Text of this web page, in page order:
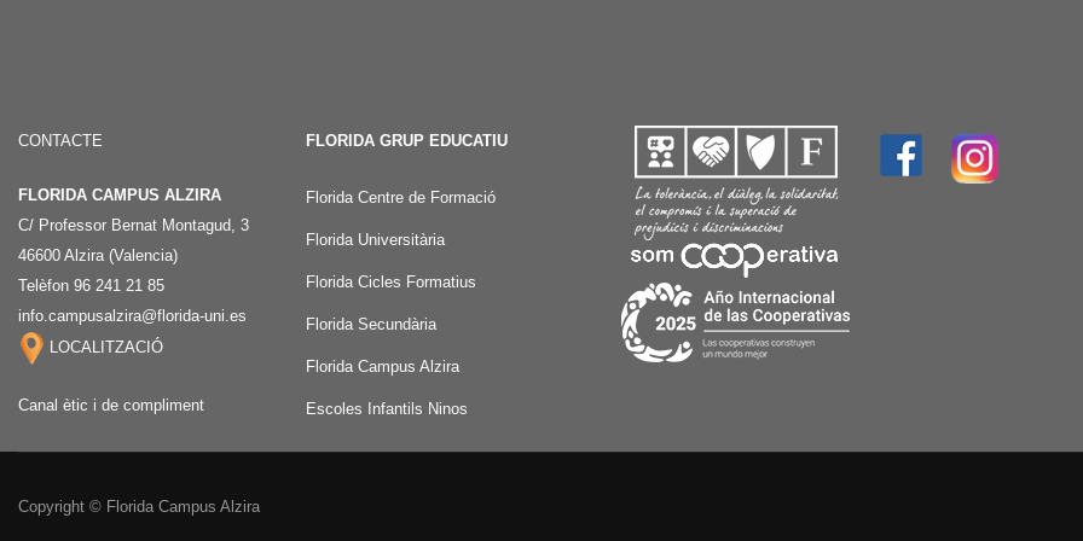
CONTACTE
FLORIDA CAMPUS ALZIRA
C/ Professor Bernat Montagud, 3
46600 Alzira (Valencia)
Telèfon 96 241 21 85
info.campusalzira@florida-uni.es
LOCALITZACIÓ
Canal ètic i de compliment
FLORIDA GRUP EDUCATIU
Florida Centre de Formació
Florida Universitària
Florida Cicles Formatius
Florida Secundària
Florida Campus Alzira
Escoles Infantils Ninos
Copyright © Florida Campus Alzira